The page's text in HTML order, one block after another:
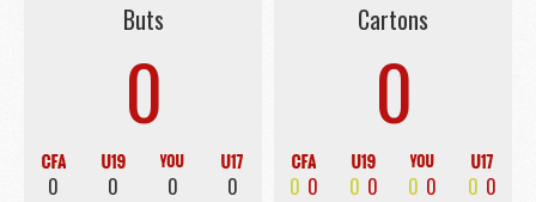
Buts
0
0 0 0 0
Cartons
0
0 0 0 0 0 0 0 0